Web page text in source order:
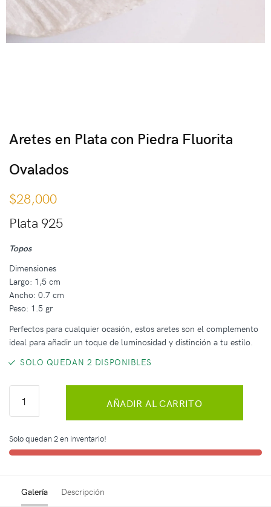
Aretes en Plata con Piedra Fluorita
Ovalados
$28,000
Plata 925
Topos
Dimensiones
Largo: 1,5 cm
Ancho: 0.7 cm
Peso: 1.5 gr
Perfectos para cualquier ocasión, estos aretes son el complemento
ideal para añadir un toque de luminosidad y distinción a tu estilo.
SOLO QUEDAN 2 DISPONIBLES
AÑADIR AL CARRITO
Solo quedan 2 en inventario!
Galería Descripción